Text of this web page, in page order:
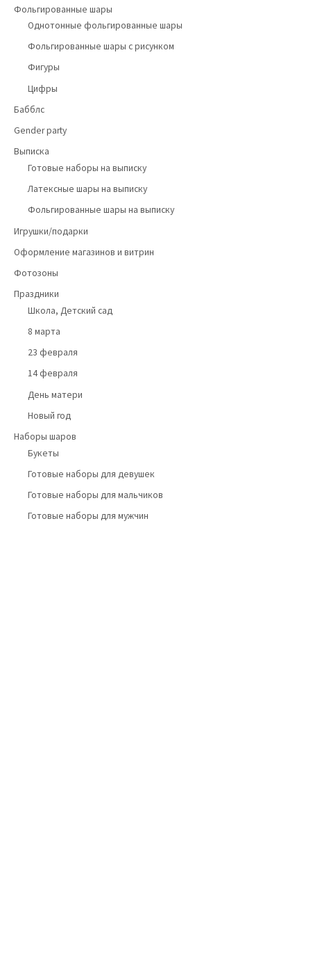
Фольгированные шары
Однотонные фольгированные шары
Фольгированные шары с рисунком
Фигуры
Цифры
Бабблс
Gender party
Выписка
Готовые наборы на выписку
Латексные шары на выписку
Фольгированные шары на выписку
Игрушки/подарки
Оформление магазинов и витрин
Фотозоны
Праздники
Школа, Детский сад
8 марта
23 февраля
14 февраля
День матери
Новый год
Наборы шаров
Букеты
Готовые наборы для девушек
Готовые наборы для мальчиков
Готовые наборы для мужчин